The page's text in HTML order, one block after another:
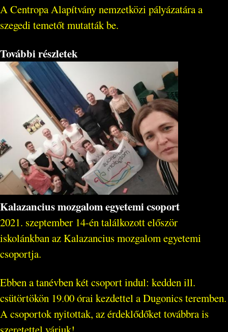
A Centropa Alapítvány nemzetközi pályázatára a
szegedi temetőt mutatták be.
További részletek
Kalazancius mozgalom egyetemi csoport
2021. szeptember 14-én találkozott először
iskolánkban az Kalazancius mozgalom egyetemi
csoportja.
Ebben a tanévben két csoport indul: kedden ill.
csütörtökön 19.00 órai kezdettel a Dugonics teremben.
A csoportok nyitottak, az érdeklődőket továbbra is